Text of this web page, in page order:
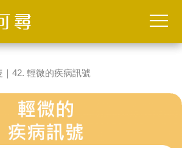
｜42. 輕微的疾病訊號